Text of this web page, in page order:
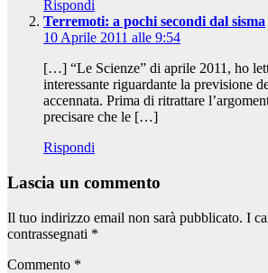
Rispondi
Terremoti: a pochi secondi dal sisma
10 Aprile 2011 alle 9:54
[…] “Le Scienze” di aprile 2011, ho
interessante riguardante la previsione
accennata. Prima di ritrattare
precisare che le […]
Rispondi
Lascia un commento
Il tuo indirizzo email non sarà pubblicato. I
contrassegnati *
Commento *